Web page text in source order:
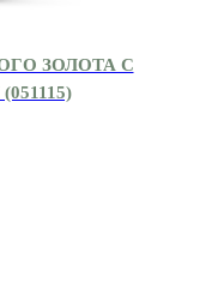
ЗОЛОТА С